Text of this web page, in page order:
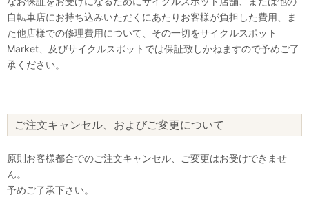
自転車店にお持ち込みいただくにあたりお客様が負担した費用、ま
た他店様での修理費用について、その一切をサイクルスポット
Market、及びサイクルスポットでは保証致しかねますので予めご了
承ください。
ご注文キャンセル、およびご変更について
原則お客様都合でのご注文キャンセル、ご変更はお受けできませ
ん。
予めご了承下さい。